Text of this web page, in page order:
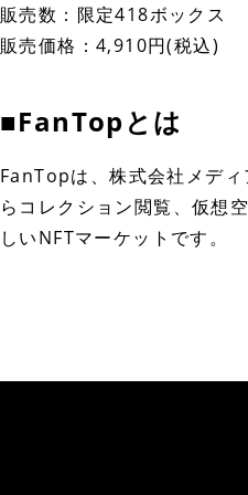
販売数：限定418ボックス
販売価格：4,910円(税込)
■FanTopとは
FanTopは、株式会社メデ
らコレクション閲覧、仮想
しいNFTマーケットです。